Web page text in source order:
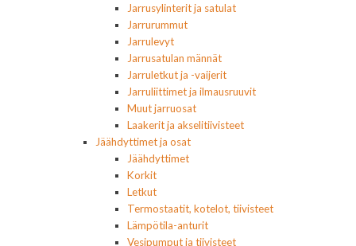
Jarrusylinterit ja satulat
Jarrurummut
Jarrulevyt
Jarrusatulan männät
Jarruletkut ja -vaijerit
Jarruliittimet ja ilmausruuvit
Muut jarruosat
Laakerit ja akselitiivisteet
Jäähdyttimet ja osat
Jäähdyttimet
Korkit
Letkut
Termostaatit, kotelot, tiivisteet
Lämpötila-anturit
Vesipumput ja tiivisteet